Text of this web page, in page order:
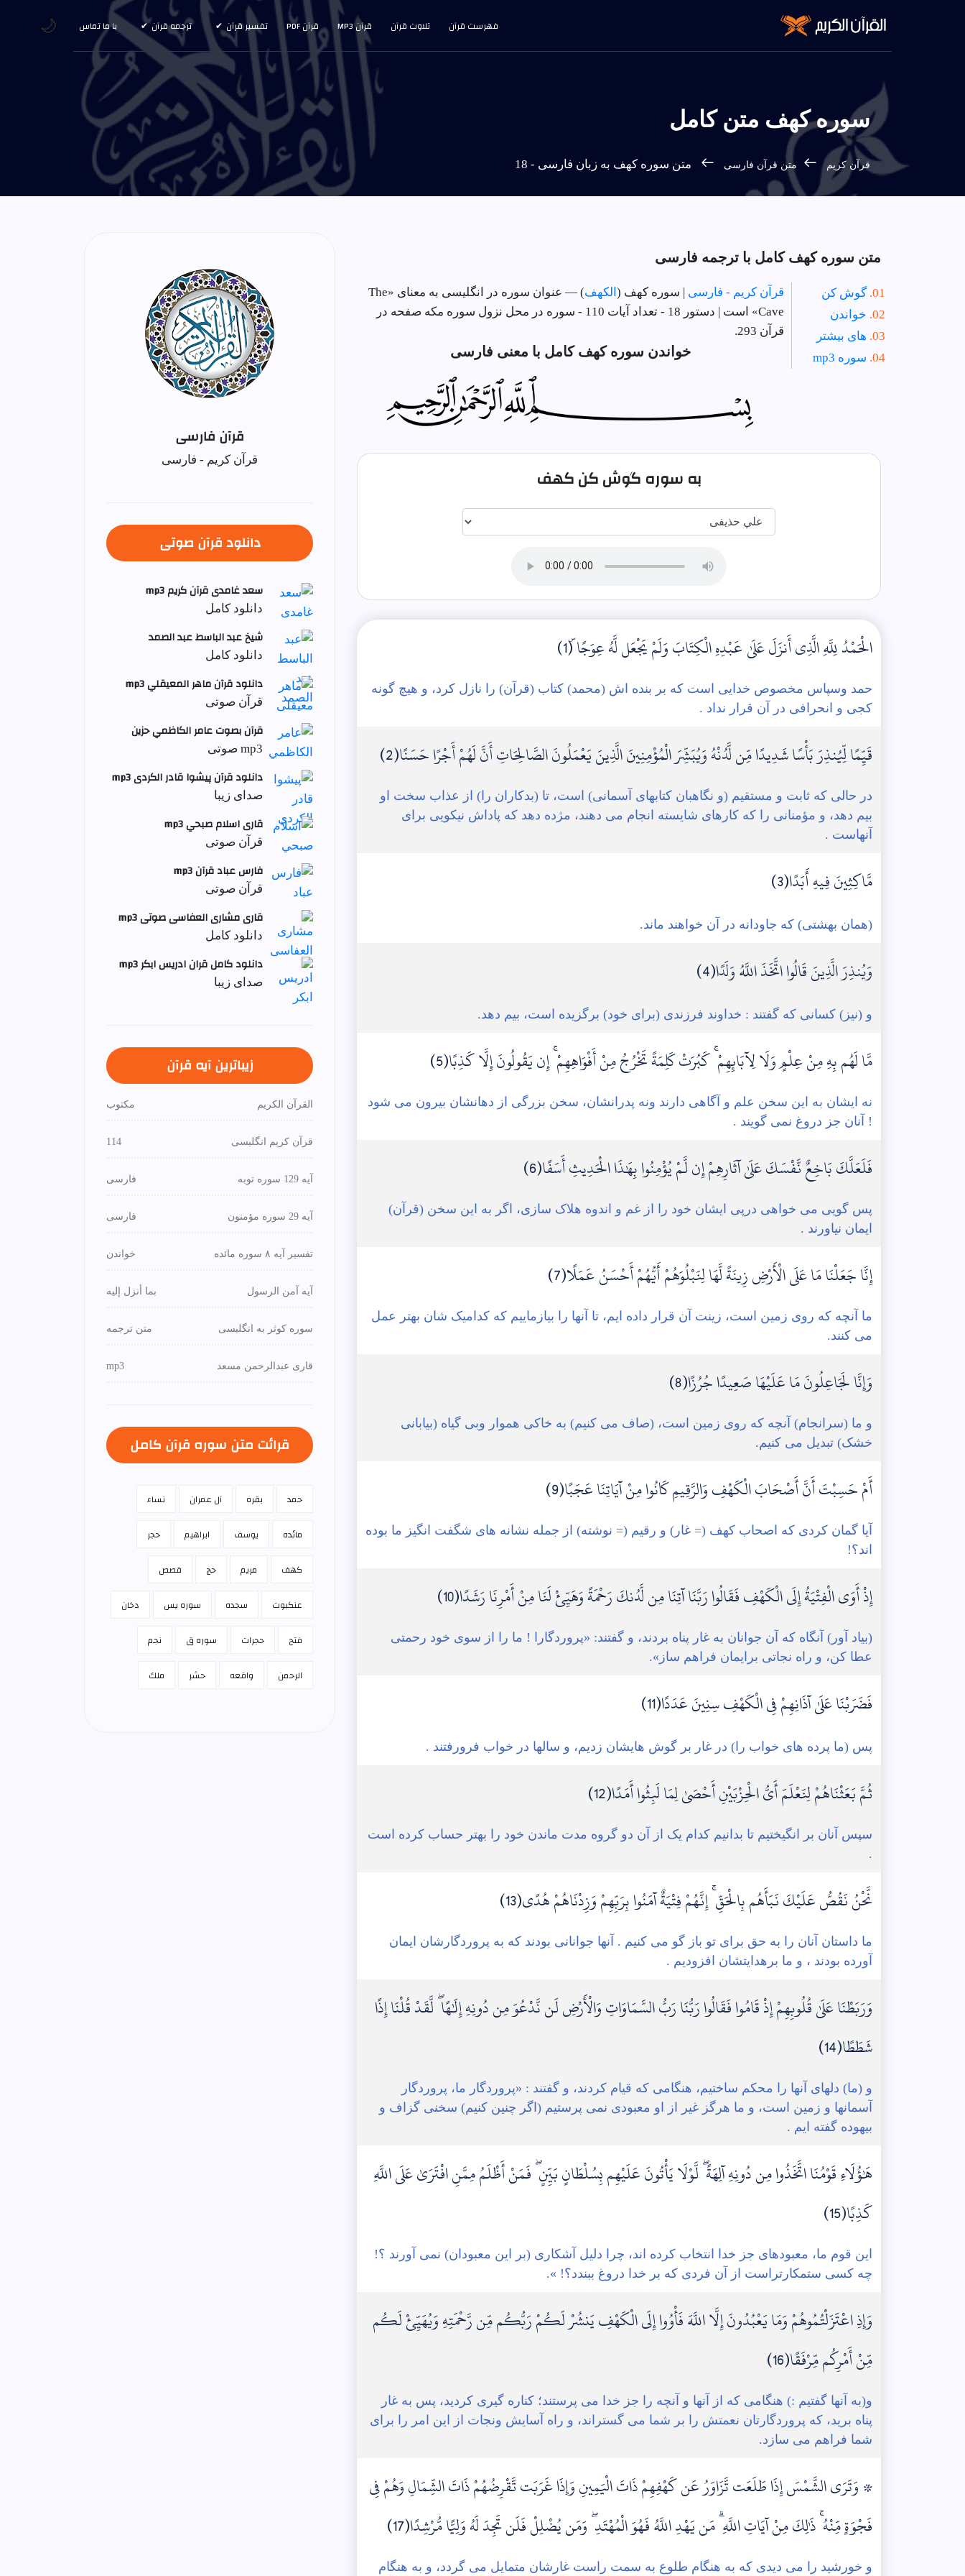
فهرست قرآن تلاوت قرآن قرآن MP3 قرآن PDF تفسیر قرآن ترجمه قرآن با ما تماس
سوره كهف متن کامل
قرآن کریم متن قرآن فارسی متن سوره كهف به زبان فارسی - 18
متن سوره كهف کامل با ترجمه فارسی
گوش کن
خواندن
های بیشتر
سوره mp3
قرآن کریم - فارسی | سوره كهف ( الكهف
) — عنوان سوره در انگلیسی به معنای «The
Cave» است | دستور 18 - تعداد آیات 110 - سوره در
محل نزول سوره مکه صفحه در
قرآن 293.
خواندن سوره كهف كامل با معنی فارسی
به سوره گوش کن كهف
الْحَمْدُ لِلَّهِ الَّذِي أَنزَلَ عَلَىٰ عَبْدِهِ الْكِتَابَ وَلَمْ يَجْعَل لَّهُ عِوَجًا ۜ(1)
حمد وسپاس مخصوص خدايی است که بر بنده اش (محمد) کتاب (قرآن) را نازل کرد، و هیچ گونه
کجی و انحرافی در آن قرار نداد .
قَيِّمًا لِّيُنذِرَ بَأْسًا شَدِيدًا مِّن لَّدُنْهُ وَيُبَشِّرَ الْمُؤْمِنِينَ الَّذِينَ يَعْمَلُونَ الصَّالِحَاتِ أَنَّ لَهُمْ أَجْرًا حَسَنًا(2)
در حالی که ثابت و مستقیم (و نگاهبان کتابهای آسمانی) است، تا (بدکاران را) از عذاب سخت او
بیم دهد، و مؤمنانی را که کارهای شایسته انجام می دهند، مژده دهد که پاداش نیکویی برای
آنهاست .
مَّاكِثِينَ فِيهِ أَبَدًا(3)
(همان بهشتی) که جاودانه در آن خواهند ماند.
وَيُنذِرَ الَّذِينَ قَالُوا اتَّخَذَ اللَّهُ وَلَدًا(4)
و (نیز) کسانی که گفتند : خداوند فرزندی (برای خود) برگزیده است، بیم دهد.
مَّا لَهُم بِهِ مِنْ عِلْمٍ وَلَا لِآبَائِهِمْ ۚ كَبُرَتْ كَلِمَةً تَخْرُجُ مِنْ أَفْوَاهِهِمْ ۚ إِن يَقُولُونَ إِلَّا كَذِبًا(5)
نه ایشان به این سخن علم و آگاهی دارند ونه پدرانشان، سخن بزرگی از دهانشان بیرون می شود
! آنان جز دروغ نمی گویند .
فَلَعَلَّكَ بَاخِعٌ نَّفْسَكَ عَلَىٰ آثَارِهِمْ إِن لَّمْ يُؤْمِنُوا بِهَٰذَا الْحَدِيثِ أَسَفًا(6)
پس گویی می خواهی درپی ایشان خود را از غم و اندوه هلاک سازی، اگر به این سخن (قرآن)
ایمان نیاورند .
إِنَّا جَعَلْنَا مَا عَلَى الْأَرْضِ زِينَةً لَّهَا لِنَبْلُوَهُمْ أَيُّهُمْ أَحْسَنُ عَمَلًا(7)
ما آنچه که روی زمین است، زینت آن قرار داده ایم، تا آنها را بیازماییم که کدامیک شان بهتر عمل
می کنند.
وَإِنَّا لَجَاعِلُونَ مَا عَلَيْهَا صَعِيدًا جُرُزًا(8)
و ما (سرانجام) آنچه که روی زمین است، (صاف می کنیم) به خاکی هموار وبی گیاه (بیابانی
خشک) تبدیل می کنیم.
أَمْ حَسِبْتَ أَنَّ أَصْحَابَ الْكَهْفِ وَالرَّقِيمِ كَانُوا مِنْ آيَاتِنَا عَجَبًا(9)
آیا گمان کردی که اصحاب کهف (= غار) و رقیم (= نوشته) از جمله نشانه های شگفت انگیز ما بوده
اند؟!
إِذْ أَوَى الْفِتْيَةُ إِلَى الْكَهْفِ فَقَالُوا رَبَّنَا آتِنَا مِن لَّدُنكَ رَحْمَةً وَهَيِّئْ لَنَا مِنْ أَمْرِنَا رَشَدًا(10)
(بیاد آور) آنگاه که آن جوانان به غار پناه بردند، و گفتند: «پروردگارا ! ما را از سوی خود رحمتی
عطا کن، و راه نجاتی برایمان فراهم ساز».
فَضَرَبْنَا عَلَىٰ آذَانِهِمْ فِي الْكَهْفِ سِنِينَ عَدَدًا(11)
پس (ما پرده های خواب را) در غار بر گوش هایشان زدیم، و سالها در خواب فرورفتند .
ثُمَّ بَعَثْنَاهُمْ لِنَعْلَمَ أَيُّ الْحِزْبَيْنِ أَحْصَىٰ لِمَا لَبِثُوا أَمَدًا(12)
سپس آنان بر انگیختیم تا بدانیم کدام یک از آن دو گروه مدت ماندن خود را بهتر حساب کرده است
.
نَّحْنُ نَقُصُّ عَلَيْكَ نَبَأَهُم بِالْحَقِّ ۚ إِنَّهُمْ فِتْيَةٌ آمَنُوا بِرَبِّهِمْ وَزِدْنَاهُمْ هُدًى(13)
ما داستان آنان را به حق برای تو باز گو می کنیم . آنها جوانانی بودند که به پروردگارشان ایمان
آورده بودند ، و ما برهدایتشان افزودیم .
وَرَبَطْنَا عَلَىٰ قُلُوبِهِمْ إِذْ قَامُوا فَقَالُوا رَبُّنَا رَبُّ السَّمَاوَاتِ وَالْأَرْضِ لَن نَّدْعُوَ مِن دُونِهِ إِلَٰهًا ۖ لَّقَدْ قُلْنَا إِذًا
شَطَطًا(14)
و (ما) دلهای آنها را محکم ساختیم، هنگامی که قیام کردند، و گفتند : «پروردگار ما، پروردگار
آسمانها و زمین است، و ما هرگز غیر از او معبودی نمی پرستیم (اگر چنین کنیم) سخنی گزاف و
بیهوده گفته ایم .
هَٰؤُلَاءِ قَوْمُنَا اتَّخَذُوا مِن دُونِهِ آلِهَةً ۖ لَّوْلَا يَأْتُونَ عَلَيْهِم بِسُلْطَانٍ بَيِّنٍ ۖ فَمَنْ أَظْلَمُ مِمَّنِ افْتَرَىٰ عَلَى اللَّهِ
كَذِبًا(15)
این قوم ما، معبودهای جز خدا انتخاب کرده اند، چرا دلیل آشکاری (بر این معبودان) نمی آورند ؟!
چه کسی ستمکارتراست از آن فردی که بر خدا دروغ ببندد؟! ».
وَإِذِ اعْتَزَلْتُمُوهُمْ وَمَا يَعْبُدُونَ إِلَّا اللَّهَ فَأْوُوا إِلَى الْكَهْفِ يَنشُرْ لَكُمْ رَبُّكُم مِّن رَّحْمَتِهِ وَيُهَيِّئْ لَكُم
مِّنْ أَمْرِكُم مِّرْفَقًا(16)
و(به آنها گفتیم :) هنگامی که از آنها و آنچه را جز خدا می پرستند؛ کناره گیری کردید، پس به غار
پناه برید، که پروردگارتان نعمتش را بر شما می گستراند، و راه آسایش ونجات از این امر را برای
شما فراهم می سازد.
۞ وَتَرَى الشَّمْسَ إِذَا طَلَعَت تَّزَاوَرُ عَن كَهْفِهِمْ ذَاتَ الْيَمِينِ وَإِذَا غَرَبَت تَّقْرِضُهُمْ ذَاتَ الشِّمَالِ وَهُمْ فِي
فَجْوَةٍ مِّنْهُ ۚ ذَٰلِكَ مِنْ آيَاتِ اللَّهِ ۗ مَن يَهْدِ اللَّهُ فَهُوَ الْمُهْتَدِ ۖ وَمَن يُضْلِلْ فَلَن تَجِدَ لَهُ وَلِيًّا مُّرْشِدًا(17)
و خورشید را می دیدی که به هنگام طلوع به سمت راست غارشان متمایل می گردد، و به هنگام
قرآن فارسی
قرآن کریم - فارسی
دانلود قرآن صوتی
سعد غامدی قرآن کریم mp3
دانلود کامل
شيخ عبد الباسط عبد الصمد
دانلود کامل
دانلود قرآن ماهر المعيقلي mp3
قرآن صوتی
قرآن بصوت عامر الكاظمي حزين
mp3 صوتی
دانلود قرآن پیشوا قادر الکردی mp3
صدای زیبا
قاری اسلام صبحي mp3
قرآن صوتی
فارس عباد قرآن mp3
قرآن صوتی
قاری مشاری العفاسی صوتی mp3
دانلود کامل
دانلود کامل قران ادریس ابکر mp3
صدای زیبا
زیباترین آیه قرآن
القرآن الكريم مكتوب
قرآن کریم انگلیسی 114
آیه 129 سوره توبه فارسی
آیه 29 سوره مؤمنون فارسی
تفسیر آیه ۸ سوره مائده خواندن
آیه آمن الرسول بما أنزل إليه
سوره کوثر به انگلیسی متن ترجمه
قاری عبدالرحمن مسعد mp3
قرائت متن سوره قرآن كامل
حمد بقره آل عمران نساء
مائده يوسف ابراهيم حجر
كهف مريم حج قصص
عنكبوت سجده سوره يس دخان
فتح حجرات سوره ق نجم
الرحمن واقعه حشر ملك
🌙